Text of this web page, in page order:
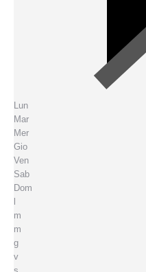
Lun
Mar
Mer
Gio
Ven
Sab
Dom
l
m
m
g
v